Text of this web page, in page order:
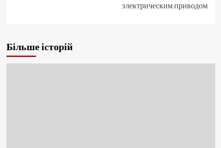
электрическим приводом
Більше історій